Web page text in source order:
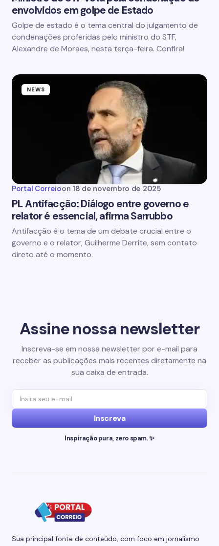
envolvidos em golpe de Estado
Golpe de estado é o tema central do julgamento de
condenações proferidas pelo ministro do STF,
Alexandre de Moraes, nesta terça-feira. Confira!
NEWS
Portal Correioon 18 de novembro de 2025
PL Antifacção: Diálogo entre governo e
relator é essencial, afirma Sarrubbo
Antifacção é o tema de um debate crucial entre o
governo e o relator, Guilherme Derrite, sem contato
direto até o momento.
Assine nossa newsletter
Inscreva-se em nossa newsletter por e-mail para
receber as publicações mais recentes diretamente na
sua caixa de entrada.
Inscreva
Inspiração pura, zero spam. ✨
Sua principal fonte de conteúdo, com foco em jornalismo